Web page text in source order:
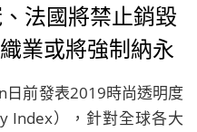
法國將禁止銷毀
業或將強制納永
灣設計的豪宅正
日前發表2019時尚透明度
Index），針對全球各大